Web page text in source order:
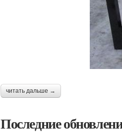
читать дальше →
Последние